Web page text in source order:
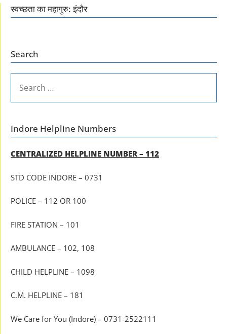
स्वच्छता का महागुरु: इंदौर
Search
FOR:
Indore Helpline Numbers
CENTRALIZED HELPLINE NUMBER – 112
STD CODE INDORE – 0731
POLICE – 112 OR 100
FIRE STATION – 101
AMBULANCE – 102, 108
CHILD HELPLINE – 1098
C.M. HELPLINE – 181
We Care for You (Indore) – 0731-2522111